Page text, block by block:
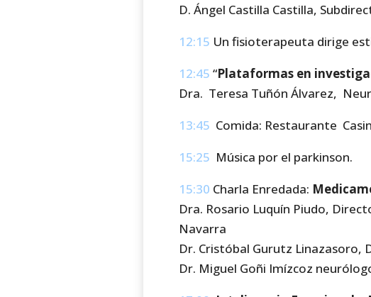
D. Ángel Castilla Castilla,
12:15 Un fisioterapeuta dirige
12:45 “Plataformas en
Dra. Teresa Tuñón Álvarez,
13:45 Comida: Restaurante
15:25 Música por el parkinson.
15:30 Charla Enredada:
Dra. Rosario Luquín Piudo,
Navarra
Dr. Cristóbal Gurutz Linazasoro,
Dr. Miguel Goñi Imízcoz